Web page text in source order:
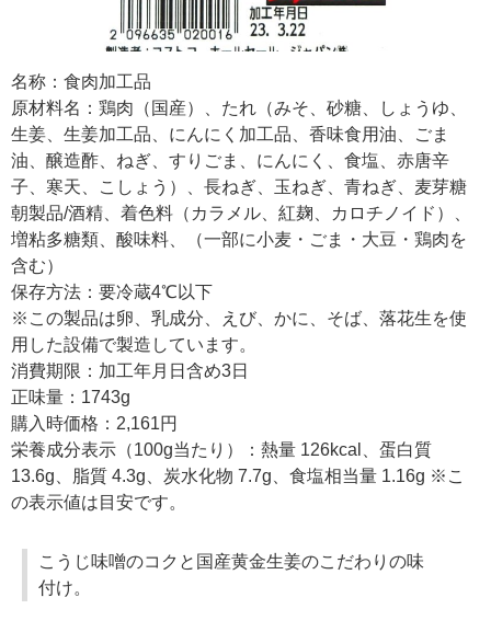
名称：食肉加工品
原材料名：鶏肉（国産）、たれ（みそ、砂糖、しょうゆ、
生姜、生姜加工品、にんにく加工品、香味食用油、ごま
油、醸造酢、ねぎ、すりごま、にんにく、食塩、赤唐辛
子、寒天、こしょう）、長ねぎ、玉ねぎ、青ねぎ、麦芽糖
朝製品/酒精、着色料（カラメル、紅麹、カロチノイド）、
増粘多糖類、酸味料、（一部に小麦・ごま・大豆・鶏肉を
含む）
保存方法：要冷蔵4℃以下
※この製品は卵、乳成分、えび、かに、そば、落花生を使
用した設備で製造しています。
消費期限：加工年月日含め3日
正味量：1743g
購入時価格：2,161円
栄養成分表示（100g当たり）：熱量 126kcal、蛋白質
13.6g、脂質 4.3g、炭水化物 7.7g、食塩相当量 1.16g ※こ
の表示値は目安です。
こうじ味噌のコクと国産黄金生姜のこだわりの味
付け。